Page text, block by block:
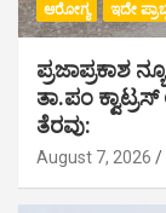
ಆರೋಗ್ಯ ಇದೇ
ಪ್ರಜಾಪ್ರಕಾಶ
ತಾ.ಪಂ
ತೆರವು:
August 7, 2026